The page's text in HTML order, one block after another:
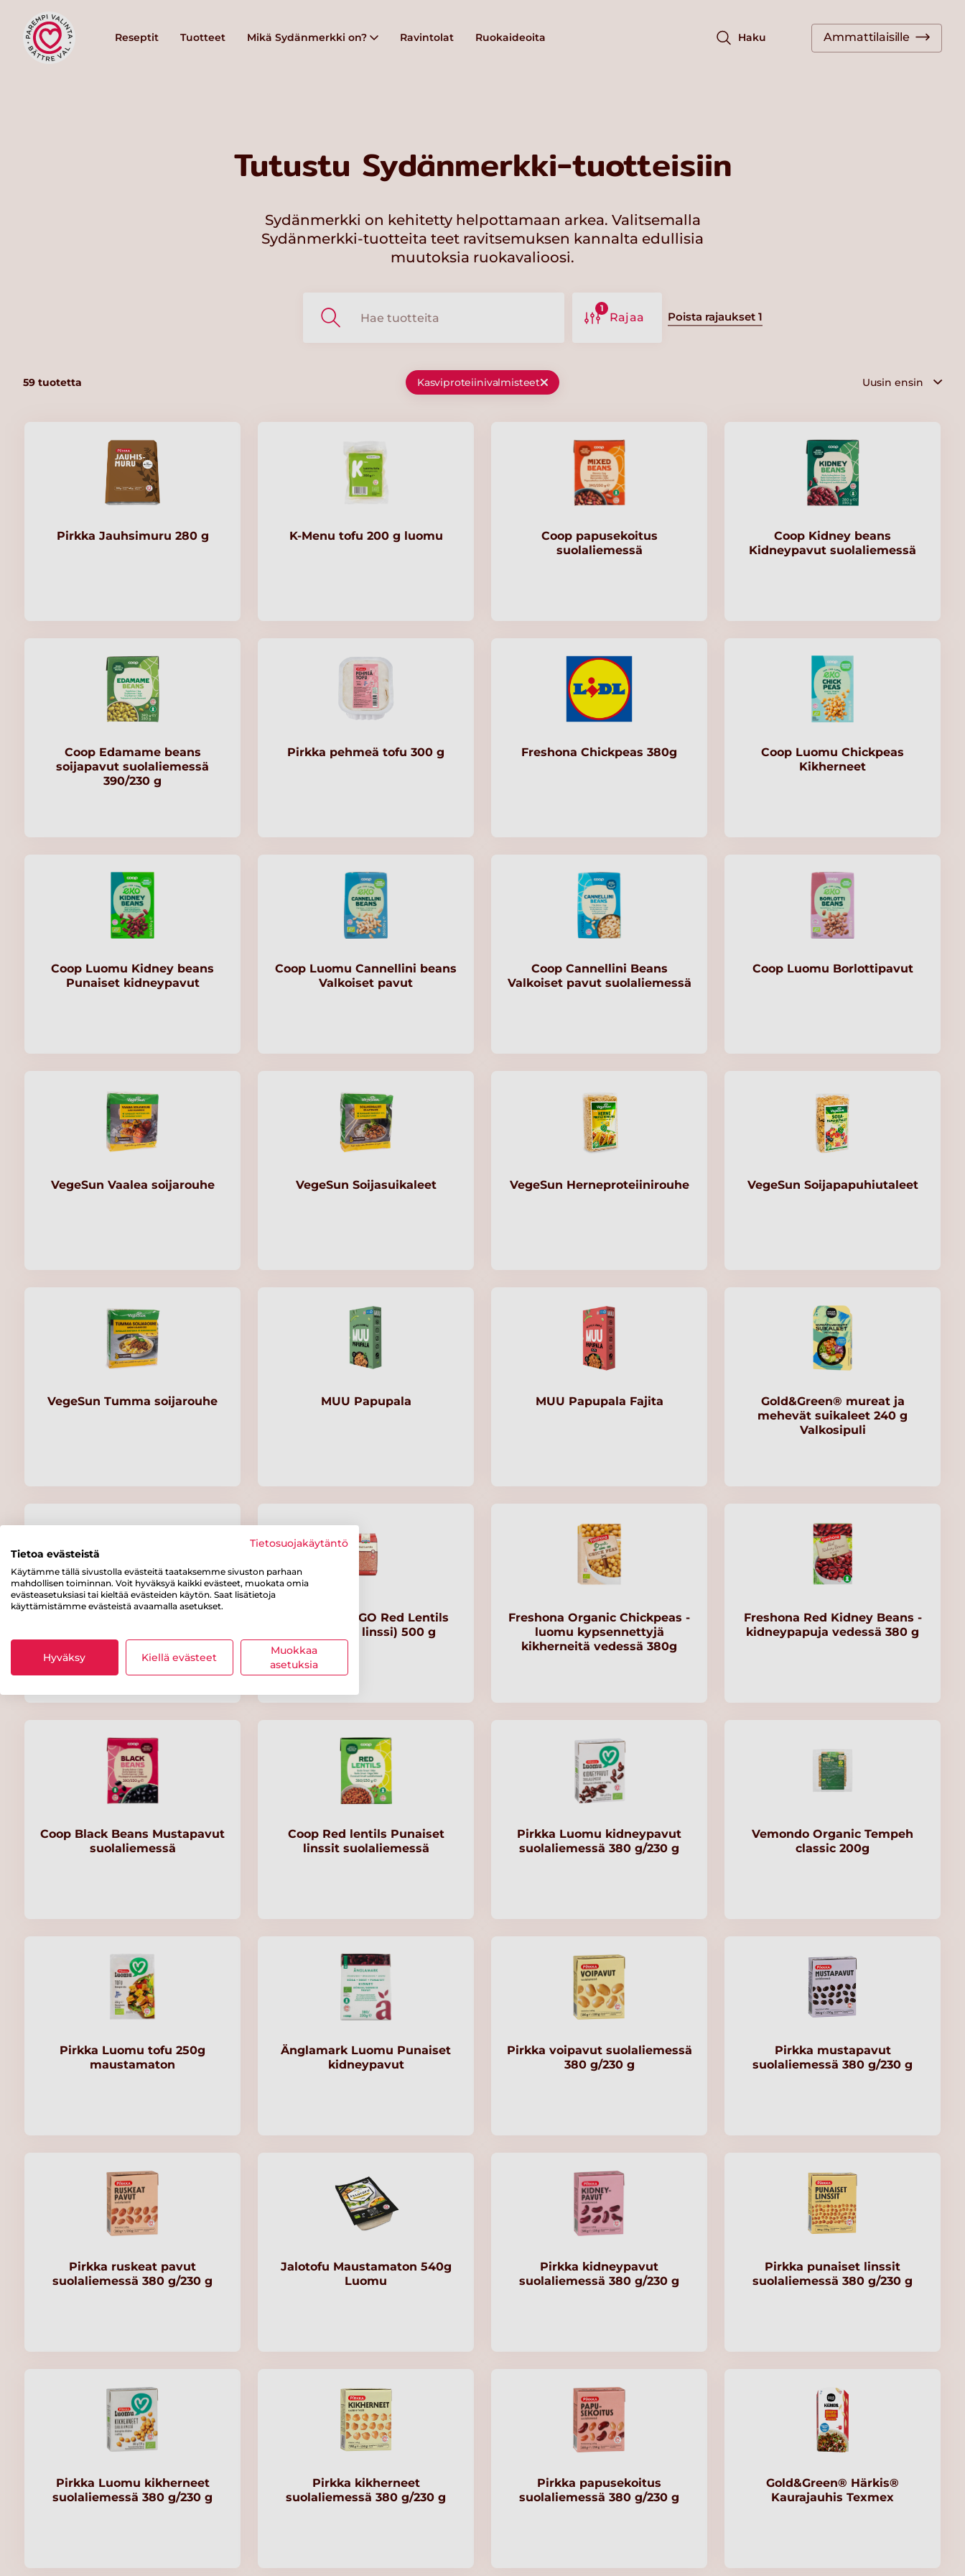
Reseptit Tuotteet Mikä Sydänmerkki on? Ravintolat Ruokaideoita Haku Ammattilaisille
Tutustu Sydänmerkki-tuotteisiin
Sydänmerkki on kehitetty helpottamaan arkea. Valitsemalla
Sydänmerkki-tuotteita teet ravitsemuksen kannalta edullisia
muutoksia ruokavalioosi.
1
Rajaa Poista rajaukset 1
59 tuotetta Kasviproteiinivalmisteet
Pirkka Jauhsimuru 280 g K-Menu tofu 200 g luomu
Coop papusekoitus
suolaliemessä
Coop Kidney beans
Kidneypavut suolaliemessä
Coop Edamame beans
soijapavut suolaliemessä
390/230 g
Pirkka pehmeä tofu 300 g Freshona Chickpeas 380g
Coop Luomu Chickpeas
Kikherneet
Coop Luomu Kidney beans
Punaiset kidneypavut
Coop Luomu Cannellini beans
Valkoiset pavut
Coop Cannellini Beans
Valkoiset pavut suolaliemessä
Coop Luomu Borlottipavut
VegeSun Vaalea soijarouhe VegeSun Soijasuikaleet VegeSun Herneproteiinirouhe VegeSun Soijapapuhiutaleet
VegeSun Tumma soijarouhe MUU Papupala MUU Papupala Fajita
Gold&Green® mureat ja
mehevät suikaleet 240 g
Valkosipuli
CAMPO LARGO Red Lentils
(punainen linssi) 500 g
Freshona Organic Chickpeas -
luomu kypsennettyjä
kikherneitä vedessä 380g
Freshona Red Kidney Beans -
kidneypapuja vedessä 380 g
Coop Black Beans Mustapavut
suolaliemessä
Coop Red lentils Punaiset
linssit suolaliemessä
Pirkka Luomu kidneypavut
suolaliemessä 380 g/230 g
Vemondo Organic Tempeh
classic 200g
Pirkka Luomu tofu 250g
maustamaton
Änglamark Luomu Punaiset
kidneypavut
Pirkka voipavut suolaliemessä
380 g/230 g
Pirkka mustapavut
suolaliemessä 380 g/230 g
Pirkka ruskeat pavut
suolaliemessä 380 g/230 g
Jalotofu Maustamaton 540g
Luomu
Pirkka kidneypavut
suolaliemessä 380 g/230 g
Pirkka punaiset linssit
suolaliemessä 380 g/230 g
Pirkka Luomu kikherneet
suolaliemessä 380 g/230 g
Pirkka kikherneet
suolaliemessä 380 g/230 g
Pirkka papusekoitus
suolaliemessä 380 g/230 g
Gold&Green® Härkis®
Kaurajauhis Texmex
Tietosuojakäytäntö
Tietoa evästeistä
Käytämme tällä sivustolla evästeitä taataksemme sivuston parhaan
mahdollisen toiminnan. Voit hyväksyä kaikki evästeet, muokata omia
evästeasetuksiasi tai kieltää evästeiden käytön. Saat lisätietoja
käyttämistämme evästeistä avaamalla asetukset.
Hyväksy Kiellä evästeet
Muokkaa
asetuksia